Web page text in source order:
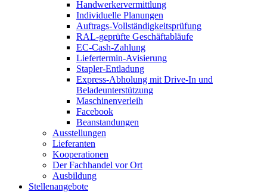
Handwerkervermittlung
Individuelle Planungen
Auftrags-Vollständigkeitsprüfung
RAL-geprüfte Geschäftabläufe
EC-Cash-Zahlung
Liefertermin-Avisierung
Stapler-Entladung
Express-Abholung mit Drive-In und
Beladeunterstützung
Maschinenverleih
Facebook
Beanstandungen
Ausstellungen
Lieferanten
Kooperationen
Der Fachhandel vor Ort
Ausbildung
Stellenangebote